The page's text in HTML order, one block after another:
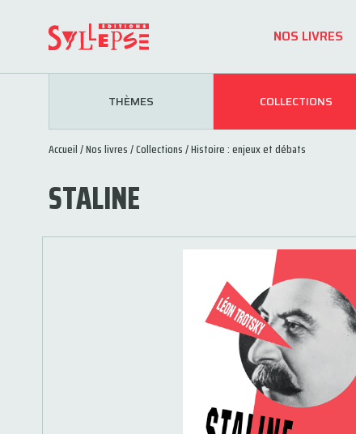
NOS LIVRES
THÈMES COLLECTIONS
Accueil/Nos livres/Collections/Histoire : enjeux et débats
STALINE